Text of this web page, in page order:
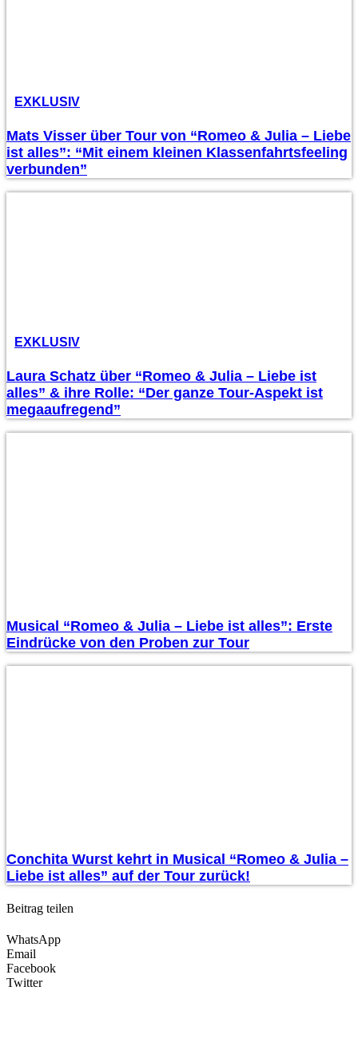
EXKLUSIV
Mats Visser über Tour von “Romeo & Julia – Liebe
ist alles”: “Mit einem kleinen Klassenfahrtsfeeling
verbunden”
EXKLUSIV
Laura Schatz über “Romeo & Julia – Liebe ist
alles” & ihre Rolle: “Der ganze Tour-Aspekt ist
megaaufregend”
Musical “Romeo & Julia – Liebe ist alles”: Erste
Eindrücke von den Proben zur Tour
Conchita Wurst kehrt in Musical “Romeo & Julia –
Liebe ist alles” auf der Tour zurück!
Beitrag teilen
WhatsApp
Email
Facebook
Twitter